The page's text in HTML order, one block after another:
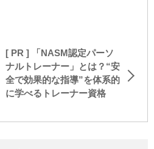
[ PR ] 「NASM認定パーソ
ナルトレーナー」とは？“安
全で効果的な指導”を体系的
に学べるトレーナー資格